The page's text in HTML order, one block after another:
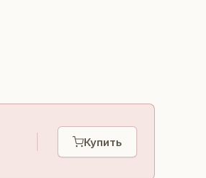
Купить